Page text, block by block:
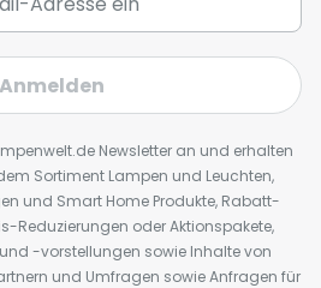
Anmelden
Newsletter an und erhalten
Sortiment Lampen und Leuchten,
und Smart Home Produkte, Rabatt-
Reduzierungen oder Aktionspakete,
-vorstellungen sowie Inhalte von
und Umfragen sowie Anfragen für